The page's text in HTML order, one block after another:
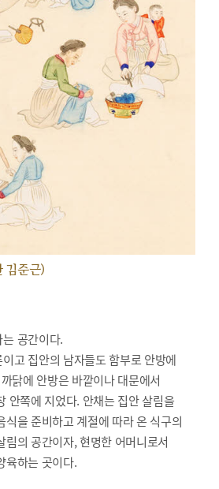
김준근)
공간이다.
고 집안의 남자들도 함부로 안방에
닭에 안방은 바깥이나 대문에서
안쪽에 지었다. 안채는 집안 살림을
식을 준비하고 계절에 따라 온 식구의
의 공간이자, 현명한 어머니로서
육하는 곳이다.